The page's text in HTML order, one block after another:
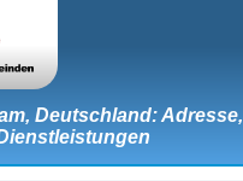
Deutschland: Adresse,